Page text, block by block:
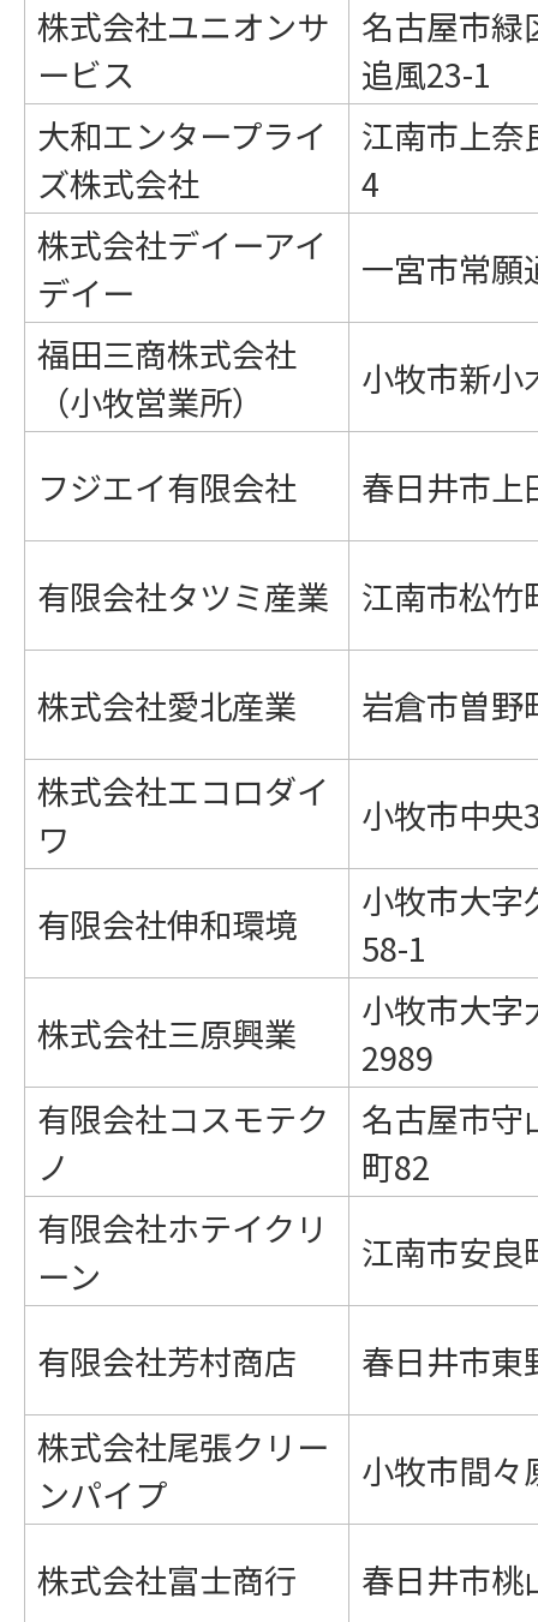
株式会社ユニオンサ
ービス
名古屋市緑
追風23-1
大和エンタープライ
ズ株式会社
江南市上奈
4
株式会社デイーアイ
デイー
一宮市常願
福田三商株式会社
（小牧営業所）
小牧市新小
フジエイ有限会社 春日井市上
有限会社タツミ産業 江南市松竹
株式会社愛北産業
岩倉市曽野
株式会社エコロダイ
ワ
小牧市中央
有限会社伸和環境
小牧市大字
58-1
株式会社三原興業
小牧市大字
2989
有限会社コスモテク
ノ
名古屋市守
町82
有限会社ホテイクリ
ーン
江南市安良
有限会社芳村商店
春日井市東
株式会社尾張クリー
ンパイプ
小牧市間々
株式会社富士商行 春日井市桃